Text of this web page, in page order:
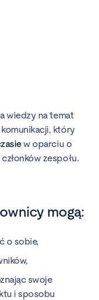
wiedzy na temat
który
w oparciu o
zespołu.
mogą:
o sobie,
swoje
i sposobu